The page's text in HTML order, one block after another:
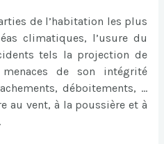
de l’habitation les plus
climatiques, l’usure du
tels la projection de
de son intégrité
déboitements, …
au vent, à la poussière et à